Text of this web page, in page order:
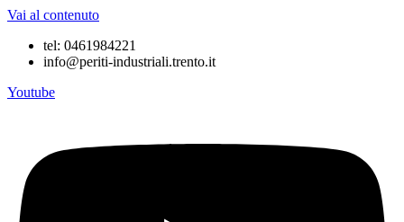
Vai al contenuto
tel: 0461984221
info@periti-industriali.trento.it
Youtube